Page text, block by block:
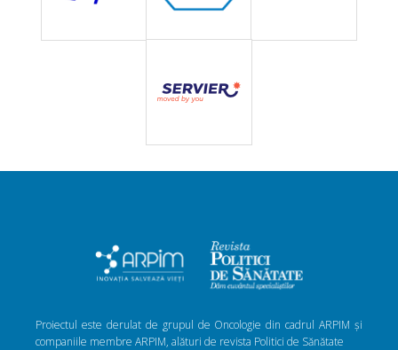
Proiectul este derulat de grupul de Oncologie din cadrul ARPIM și
companiile membre ARPIM, alături de revista Politici de Sănătate